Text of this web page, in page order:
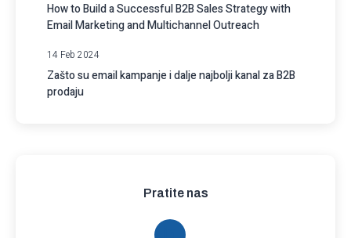
How to Build a Successful B2B Sales Strategy with
Email Marketing and Multichannel Outreach
14 Feb 2024
Zašto su email kampanje i dalje najbolji kanal za B2B
prodaju
Pratite nas